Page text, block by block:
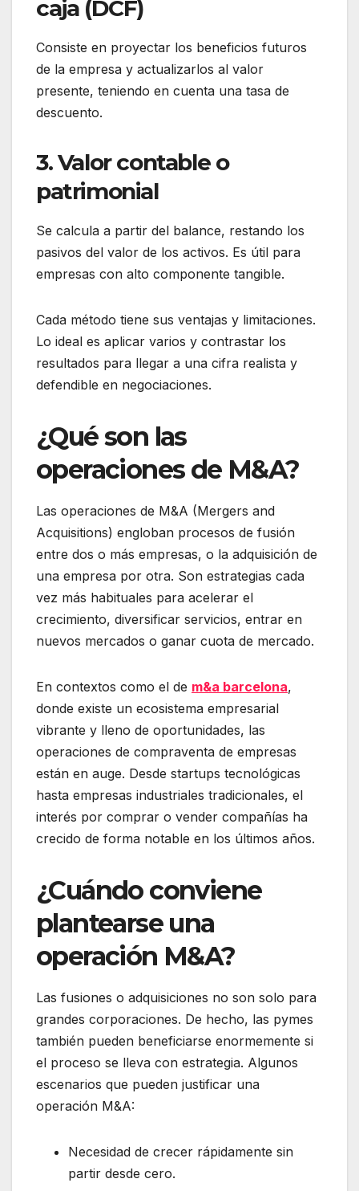
caja (DCF)
Consiste en proyectar los beneficios futuros
de la empresa y actualizarlos al valor
presente, teniendo en cuenta una tasa de
descuento.
3. Valor contable o
patrimonial
Se calcula a partir del balance, restando los
pasivos del valor de los activos. Es útil para
empresas con alto componente tangible.
Cada método tiene sus ventajas y limitaciones.
Lo ideal es aplicar varios y contrastar los
resultados para llegar a una cifra realista y
defendible en negociaciones.
¿Qué son las
operaciones de M&A?
Las operaciones de M&A (Mergers and
Acquisitions) engloban procesos de fusión
entre dos o más empresas, o la adquisición de
una empresa por otra. Son estrategias cada
vez más habituales para acelerar el
crecimiento, diversificar servicios, entrar en
nuevos mercados o ganar cuota de mercado.
En contextos como el de m&a barcelona,
donde existe un ecosistema empresarial
vibrante y lleno de oportunidades, las
operaciones de compraventa de empresas
están en auge. Desde startups tecnológicas
hasta empresas industriales tradicionales, el
interés por comprar o vender compañías ha
crecido de forma notable en los últimos años.
¿Cuándo conviene
plantearse una
operación M&A?
Las fusiones o adquisiciones no son solo para
grandes corporaciones. De hecho, las pymes
también pueden beneficiarse enormemente si
el proceso se lleva con estrategia. Algunos
escenarios que pueden justificar una
operación M&A:
Necesidad de crecer rápidamente sin
partir desde cero.